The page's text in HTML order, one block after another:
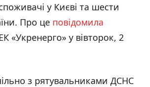
у Києві та шести
Про це повідомила
«Укренерго» у вівторок, 2
з рятувальниками ДСНС